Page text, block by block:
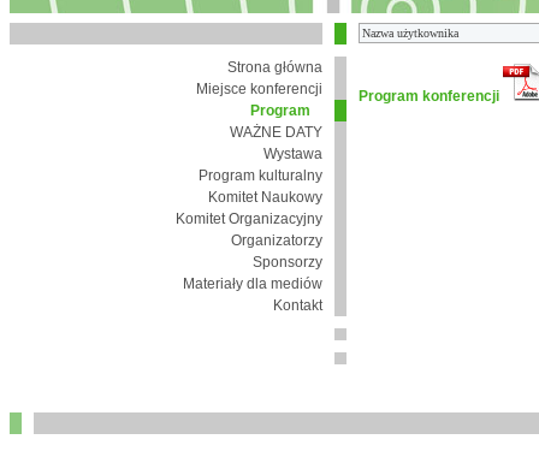
Strona główna
Miejsce konferencji
Program
WAŻNE DATY
Wystawa
Program kulturalny
Komitet Naukowy
Komitet Organizacyjny
Organizatorzy
Sponsorzy
Materiały dla mediów
Kontakt
Program konferencji